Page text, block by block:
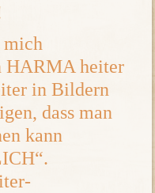
mich
HARMA heiter
in Bildern
dass man
kann